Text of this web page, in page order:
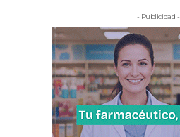
- Publicidad -